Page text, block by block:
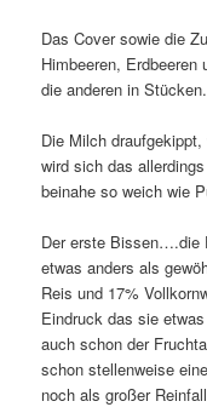
Das Cover sowie die
Himbeeren,
die anderen in Stücken.
Die Milch
wird sich das
beinahe so weich wie
Der erste Bissen….die
etwas anders als
Reis und 17%
Eindruck das sie
auch schon der
schon stellenweise
noch als großer